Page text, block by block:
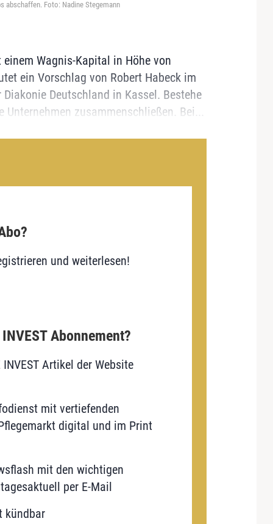
abschaffen. Foto: Nadine Stegemann
Wagnis-Kapital in Höhe von
ein Vorschlag von Robert Habeck im
Deutschland in Kassel. Bestehe
zusammenschließen. Bei...
und weiterlesen!
Abonnement?
Artikel der Website
mit vertiefenden
digital und im Print
mit den wichtigen
per E-Mail
kündbar